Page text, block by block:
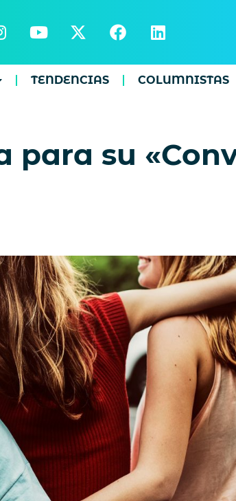
TENDENCIAS COLUMNISTAS
para su